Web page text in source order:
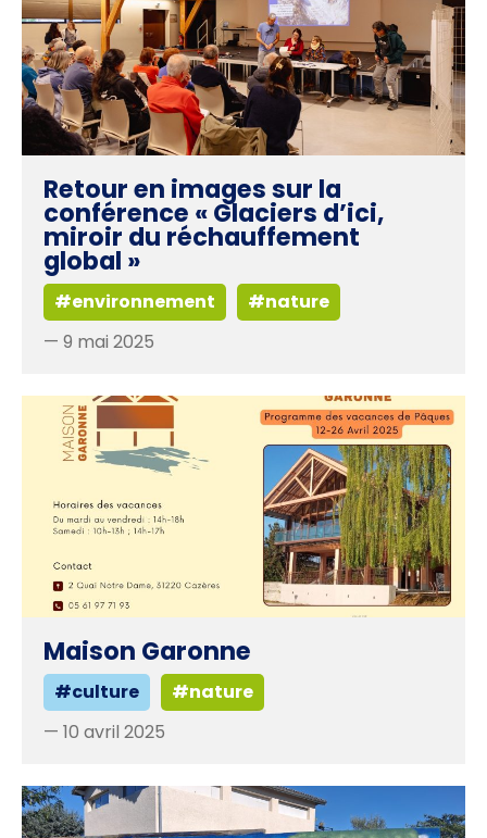
Retour en images sur la
conférence « Glaciers d’ici,
miroir du réchauffement
global »
#environnement
#nature
— 9 mai 2025
Maison Garonne
#culture
#nature
— 10 avril 2025